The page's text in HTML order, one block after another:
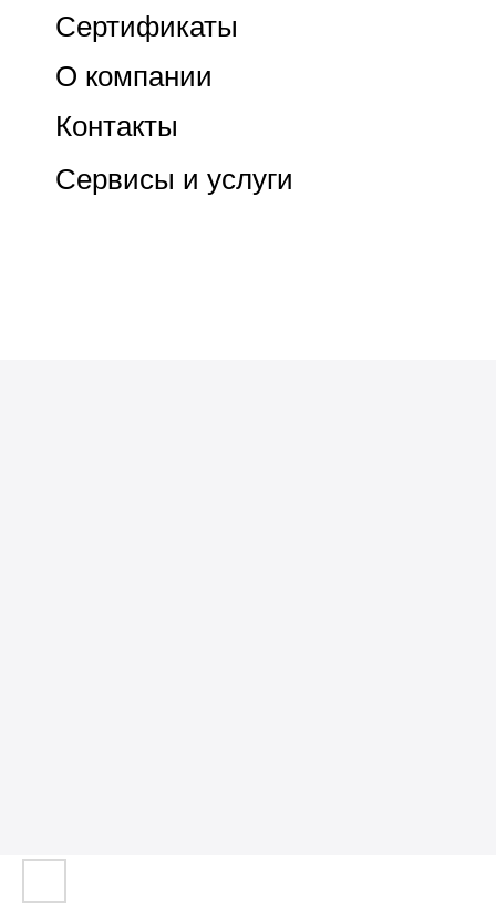
Контакты
О компании
Сертификаты
Сервисы и услуги